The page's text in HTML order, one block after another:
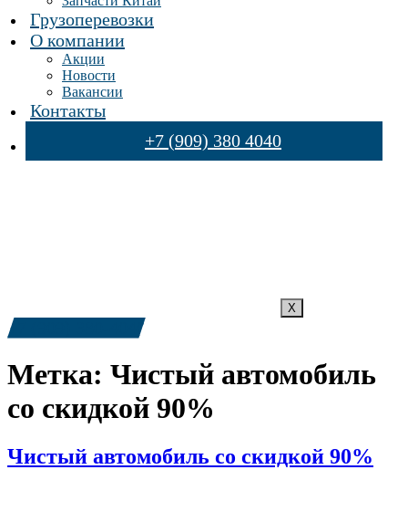
Грузоперевозки
О компании
Акции
Новости
Вакансии
Контакты
+7 (909) 380 4040
X
+7 (909) 380-4040
Метка: Чистый автомобиль
со скидкой 90%
Чистый автомобиль со скидкой 90%